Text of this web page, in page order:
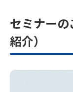
セミナー
紹介）